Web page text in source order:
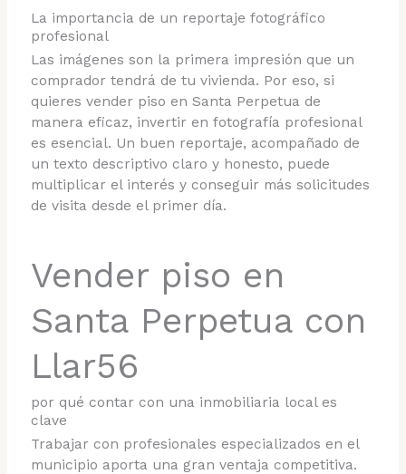
La importancia de un reportaje fotográfico
profesional
Las imágenes son la primera impresión que un
comprador tendrá de tu vivienda. Por eso, si
quieres vender piso en Santa Perpetua de
manera eficaz, invertir en fotografía profesional
es esencial. Un buen reportaje, acompañado de
un texto descriptivo claro y honesto, puede
multiplicar el interés y conseguir más solicitudes
de visita desde el primer día.
Vender piso en
Santa Perpetua con
Llar56
por qué contar con una inmobiliaria local es
clave
Trabajar con profesionales especializados en el
municipio aporta una gran ventaja competitiva.